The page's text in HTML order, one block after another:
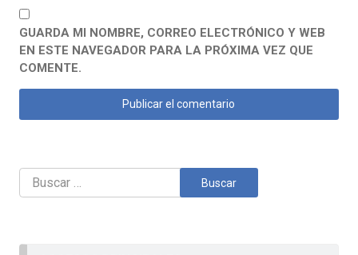
GUARDA MI NOMBRE, CORREO ELECTRÓNICO Y WEB
EN ESTE NAVEGADOR PARA LA PRÓXIMA VEZ QUE
COMENTE.
Buscar: